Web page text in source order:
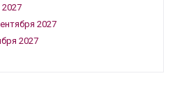
2027
2027